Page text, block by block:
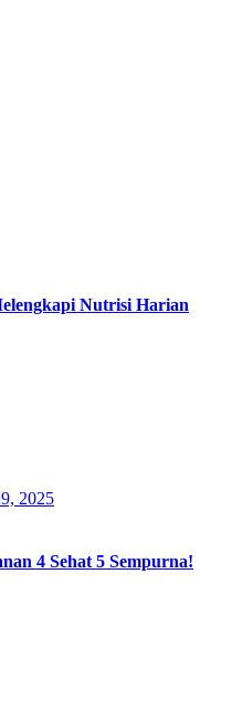
Nutrisi Harian
2025
4 Sehat 5 Sempurna!